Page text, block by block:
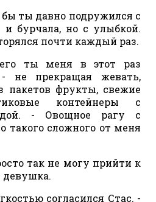
ты давно подружился с
бурчала, но с улыбкой.
почти каждый раз.
ты меня в этот раз
- не прекращая жевать,
пакетов фрукты, свежие
контейнеры с
- Овощное рагу с
такого сложного от меня
так не могу прийти к
девушка.
согласился Стас. -